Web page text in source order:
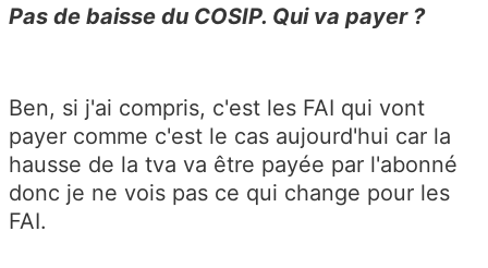
Pas de baisse du COSIP. Qui va payer ?
Ben, si j'ai compris, c'est les FAI qui vont
payer comme c'est le cas aujourd'hui car la
hausse de la tva va être payée par l'abonné
donc je ne vois pas ce qui change pour les
FAI.